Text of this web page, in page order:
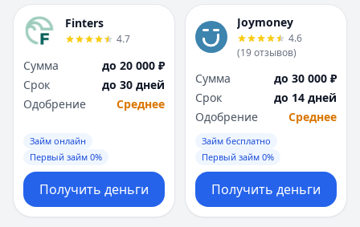
Finters
4.7
Сумма
до 20 000 ₽
Срок
до 30 дней
Одобрение
Среднее
Займ онлайн
Первый займ 0%
Получить деньги
Joymoney
4.6
(19отзывов)
Сумма
до 30 000 ₽
Срок
до 14 дней
Одобрение
Среднее
Займ бесплатно
Первый займ 0%
Получить деньги